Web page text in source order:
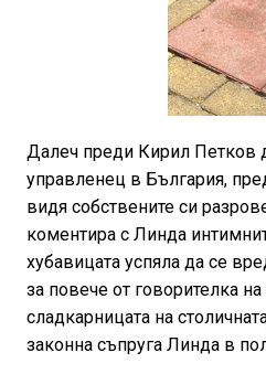
Далеч преди Кирил Петков
управленец в България,
видя собствените си
коментира с Линда
хубавицата успяла да се
за повече от говорителка
сладкарницата на
законна съпруга Линда в